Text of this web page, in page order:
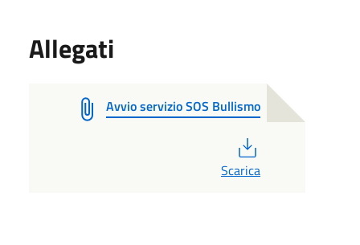
Allegati
Avvio servizio SOS Bullismo
Scarica